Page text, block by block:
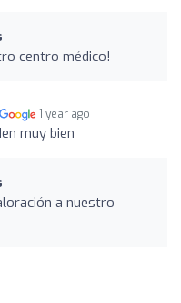
centro médico!
1 year ago
muy bien
a nuestro